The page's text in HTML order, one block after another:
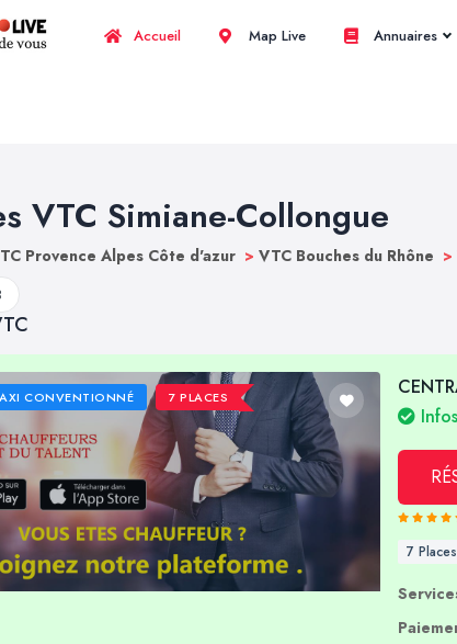
Accueil Map Live Annuaires
VTC Simiane-Collongue
Provence Alpes Côte d'azur > VTC Bouches du Rhône >
CONVENTIONNÉ 7 PLACES
7 Places